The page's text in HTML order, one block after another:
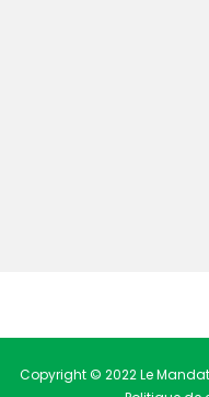
Copyright © 2022 Le